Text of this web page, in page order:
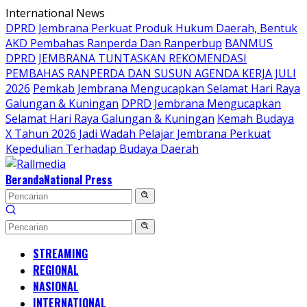
Langsung
ke
konten
International News
DPRD Jembrana Perkuat Produk Hukum Daerah, Bentuk
AKD Pembahas Ranperda Dan Ranperbup BANMUS
DPRD JEMBRANA TUNTASKAN REKOMENDASI
PEMBAHAS RANPERDA DAN SUSUN AGENDA KERJA JULI
2026 Pemkab Jembrana Mengucapkan Selamat Hari Raya
Galungan & Kuningan DPRD Jembrana Mengucapkan
Selamat Hari Raya Galungan & Kuningan Kemah Budaya
X Tahun 2026 Jadi Wadah Pelajar Jembrana Perkuat
Kepedulian Terhadap Budaya Daerah
BerandaNational Press
STREAMING
REGIONAL
NASIONAL
INTERNATIONAL